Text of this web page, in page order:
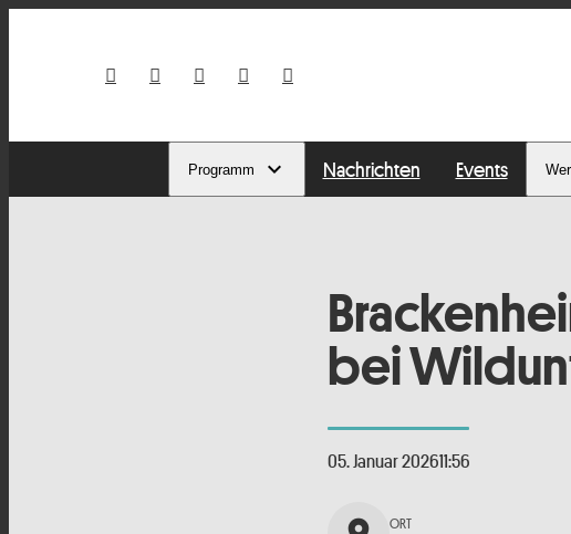
Programm Nachrichten Events
bei
05. Januar 202611:56